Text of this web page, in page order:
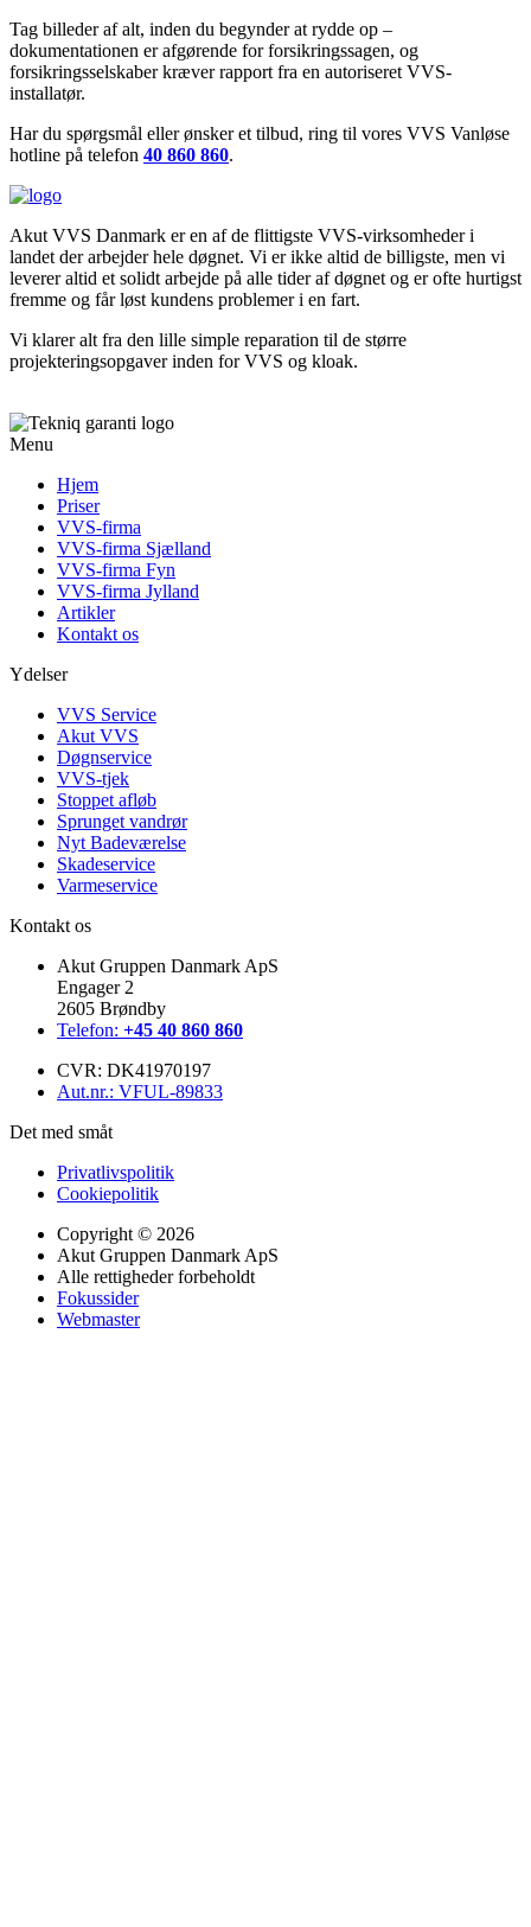
Tag billeder af alt, inden du begynder at rydde op –
dokumentationen er afgørende for forsikringssagen, og
forsikringsselskaber kræver rapport fra en autoriseret VVS-
installatør.
Har du spørgsmål eller ønsker et tilbud, ring til vores VVS Vanløse
hotline på telefon 40 860 860.
Akut VVS Danmark er en af de flittigste VVS-virksomheder i
landet der arbejder hele døgnet. Vi er ikke altid de billigste, men vi
leverer altid et solidt arbejde på alle tider af døgnet og er ofte hurtigst
fremme og får løst kundens problemer i en fart.
Vi klarer alt fra den lille simple reparation til de større
projekteringsopgaver inden for VVS og kloak.
Menu
Hjem
Priser
VVS-firma
VVS-firma Sjælland
VVS-firma Fyn
VVS-firma Jylland
Artikler
Kontakt os
Ydelser
VVS Service
Akut VVS
Døgnservice
VVS-tjek
Stoppet afløb
Sprunget vandrør
Nyt Badeværelse
Skadeservice
Varmeservice
Kontakt os
Akut Gruppen Danmark ApS
Engager 2
2605 Brøndby
Telefon: +45 40 860 860
CVR: DK41970197
Aut.nr.: VFUL-89833
Det med småt
Privatlivspolitik
Cookiepolitik
Copyright © 2026
Akut Gruppen Danmark ApS
Alle rettigheder forbeholdt
Fokussider
Webmaster